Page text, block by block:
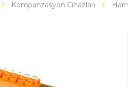
Kompanzasyon Cihazları